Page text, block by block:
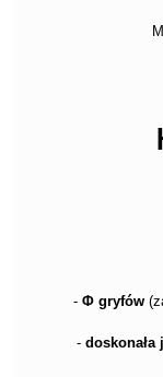
- Φ gryfów
- doskonała